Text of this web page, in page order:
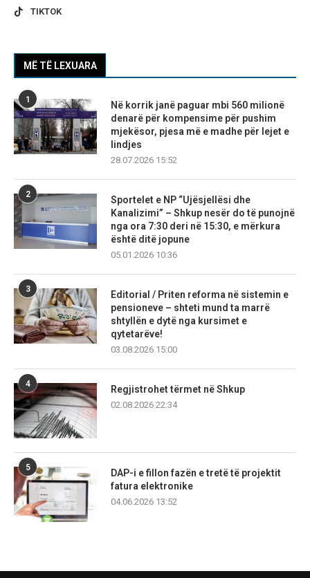
TIKTOK
MË TË LEXUARA
1
Në korrik janë paguar mbi 560 milionë
denarë për kompensime për pushim
mjekësor, pjesa më e madhe për lejet e
lindjes
28.07.2026 15:52
2
Sportelet e NP “Ujësjellësi dhe
Kanalizimi” – Shkup nesër do të punojnë
nga ora 7:30 deri në 15:30, e mërkura
është ditë jopune
05.01.2026 10:36
3
Editorial / Priten reforma në sistemin e
pensioneve – shteti mund ta marrë
shtyllën e dytë nga kursimet e
qytetarëve!
03.08.2026 15:00
4
Regjistrohet tërmet në Shkup
02.08.2026 22:34
5
DAP-i e fillon fazën e tretë të projektit
fatura elektronike
04.06.2026 13:52